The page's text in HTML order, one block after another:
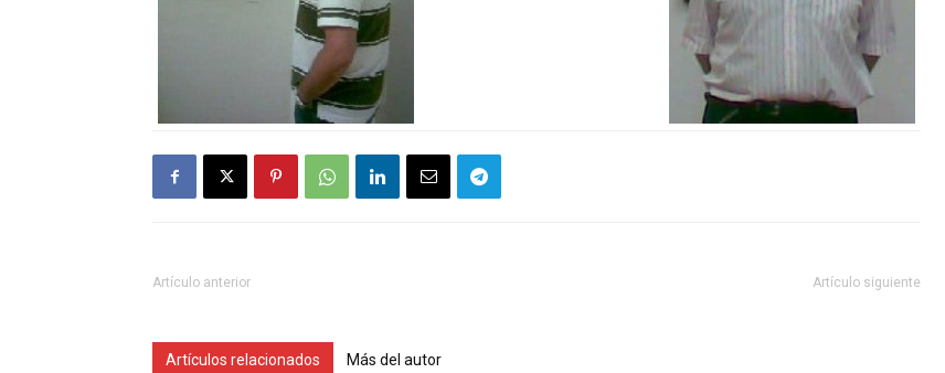
Artículo anterior Artículo siguiente
Artículos relacionados Más del autor